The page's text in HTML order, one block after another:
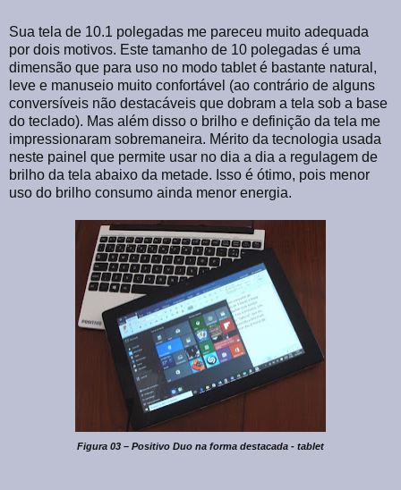
Sua tela de 10.1 polegadas me pareceu muito adequada
por dois motivos. Este tamanho de 10 polegadas é uma
dimensão que para uso no modo tablet é bastante natural,
leve e manuseio muito confortável (ao contrário de alguns
conversíveis não destacáveis que dobram a tela sob a base
do teclado). Mas além disso o brilho e definição da tela me
impressionaram sobremaneira. Mérito da tecnologia usada
neste painel que permite usar no dia a dia a regulagem de
brilho da tela abaixo da metade. Isso é ótimo, pois menor
uso do brilho consumo ainda menor energia.
Figura 03 – Positivo Duo na forma destacada - tablet